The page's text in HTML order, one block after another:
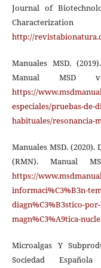
Journal of
http://
Manuales MSD.
Manual MSD
https://
especiales/pruebas-de-
habituales/resonancia-
Manuales MSD. (2020).
(RMN). Manual
https://
informaci%C3%B3n-
diagn%C3%B3stico-
magn%C3%A9tica-
Microalgas Y
Sociedad